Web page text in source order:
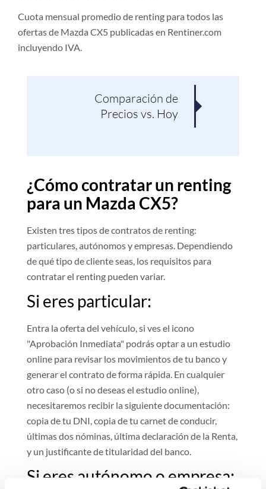
Cuota mensual promedio de renting para todos las
ofertas de Mazda CX5 publicadas en Rentiner.com
incluyendo IVA.
Comparación de
Precios vs. Hoy
¿Cómo contratar un renting
para un Mazda CX5?
Existen tres tipos de contratos de renting:
particulares, autónomos y empresas. Dependiendo
de qué tipo de cliente seas, los requisitos para
contratar el renting pueden variar.
Si eres particular:
Entra la oferta del vehículo, si ves el icono
"Aprobación Inmediata" podrás optar a un estudio
online para revisar los movimientos de tu banco y
generar el contrato de forma rápida. En cualquier
otro caso (o si no deseas el estudio online),
necesitaremos recibir la siguiente documentación:
copia de tu DNI, copia de tu carnet de conducir,
últimas dos nóminas, última declaración de la Renta,
y un justificante de titularidad del banco.
Si eres autónomo o empresa: